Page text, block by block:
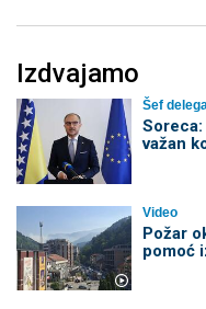
Izdvajamo
Šef
važan
Video
Požar
pomoć